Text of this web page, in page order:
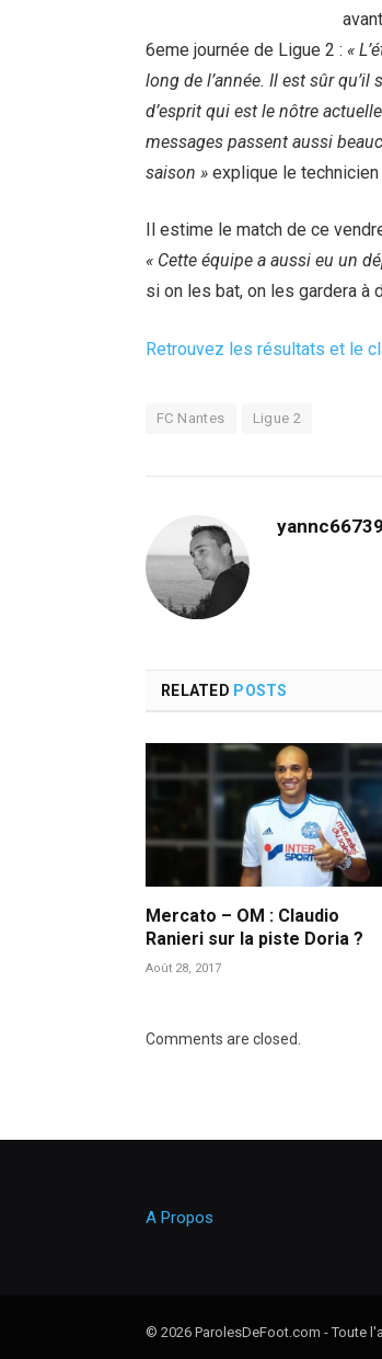
6eme journée de Ligue 2 : «
long de l’année. Il est sûr
d’esprit qui est le nôtre
messages passent aussi
saison » explique le technicien
Il estime le match de ce
« Cette équipe a aussi eu un
si on les bat, on les gardera à
Retrouvez les résultats et le
FC Nantes Ligue 2
RELATED POSTS
Mercato – OM : Claudio
Ranieri sur la piste Doria ?
Août 28, 2017
Comments are closed.
A Propos
© 2026 ParolesDeFoot.com - Toute